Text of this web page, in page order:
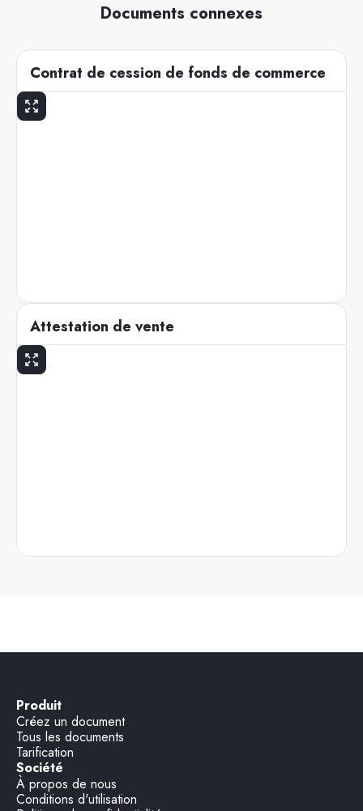
Documents connexes
Contrat de cession de fonds de commerce
Attestation de vente
Produit
Créez un document
Tous les documents
Tarification
Société
À propos de nous
Conditions d'utilisation